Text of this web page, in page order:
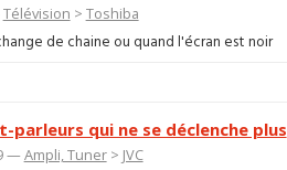
Télévision > Toshiba
de chaine ou quand l'écran est noir
parleurs qui ne se déclenche plus
—Ampli, Tuner> JVC